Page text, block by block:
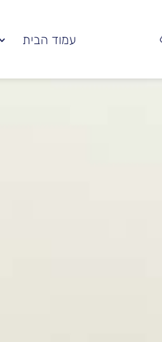
עמוד הבית